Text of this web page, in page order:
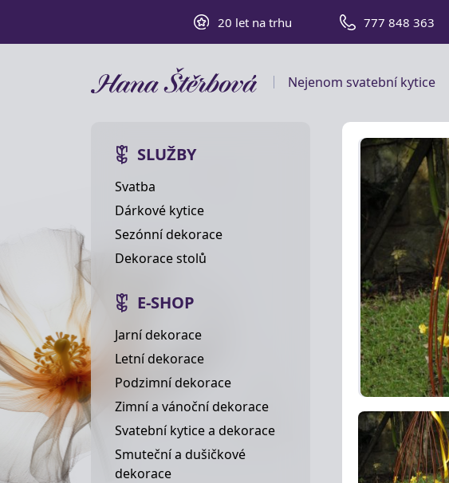
20 let na trhu 777 848 363
Nejenom svatební kytice
SLUŽBY
Svatba
Dárkové kytice
Sezónní dekorace
Dekorace stolů
E-SHOP
Jarní dekorace
Letní dekorace
Podzimní dekorace
Zimní a vánoční dekorace
Svatební kytice a dekorace
Smuteční a dušičkové
dekorace